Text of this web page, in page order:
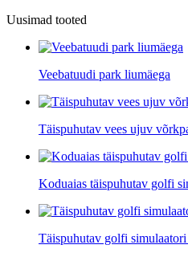
Uusimad tooted
Veebatuudi park liumäega
Täispuhutav vees ujuv
Koduaias täispuhutav golfi
Täispuhutav golfi